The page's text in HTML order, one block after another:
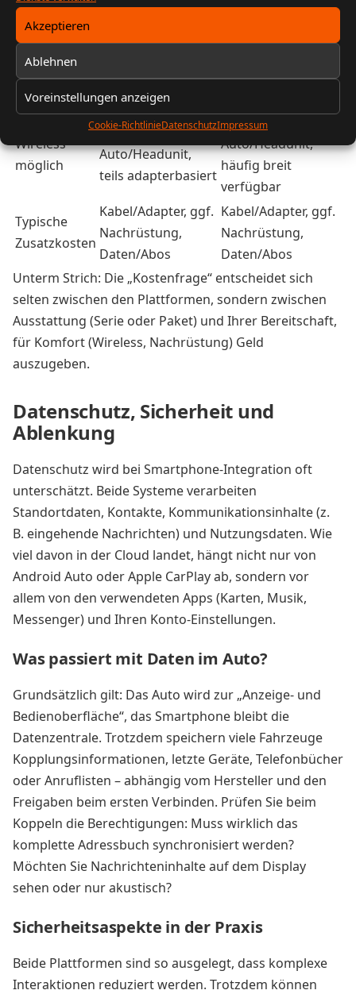
Akzeptieren
Ablehnen
Voreinstellungen anzeigen
Cookie-RichtlinieDatenschutzImpressum
Kostenvergleich auf einen Blick
Software-
Nutzung
Wireless
möglich
Je nach
Auto/Headunit,
teils adapterbasiert
Je nach
Auto/Headunit,
häufig breit
verfügbar
Typische
Zusatzkosten
Kabel/Adapter, ggf.
Nachrüstung,
Daten/Abos
Kabel/Adapter, ggf.
Nachrüstung,
Daten/Abos
Unterm Strich: Die „Kostenfrage“ entscheidet sich
selten zwischen den Plattformen, sondern zwischen
Ausstattung (Serie oder Paket) und Ihrer Bereitschaft,
für Komfort (Wireless, Nachrüstung) Geld
auszugeben.
Datenschutz, Sicherheit und
Ablenkung
Datenschutz wird bei Smartphone-Integration oft
unterschätzt. Beide Systeme verarbeiten
Standortdaten, Kontakte, Kommunikationsinhalte (z.
B. eingehende Nachrichten) und Nutzungsdaten. Wie
viel davon in der Cloud landet, hängt nicht nur von
Android Auto oder Apple CarPlay ab, sondern vor
allem von den verwendeten Apps (Karten, Musik,
Messenger) und Ihren Konto-Einstellungen.
Was passiert mit Daten im Auto?
Grundsätzlich gilt: Das Auto wird zur „Anzeige- und
Bedienoberfläche“, das Smartphone bleibt die
Datenzentrale. Trotzdem speichern viele Fahrzeuge
Kopplungsinformationen, letzte Geräte, Telefonbücher
oder Anruflisten – abhängig vom Hersteller und den
Freigaben beim ersten Verbinden. Prüfen Sie beim
Koppeln die Berechtigungen: Muss wirklich das
komplette Adressbuch synchronisiert werden?
Möchten Sie Nachrichteninhalte auf dem Display
sehen oder nur akustisch?
Sicherheitsaspekte in der Praxis
Beide Plattformen sind so ausgelegt, dass komplexe
Interaktionen reduziert werden. Trotzdem können